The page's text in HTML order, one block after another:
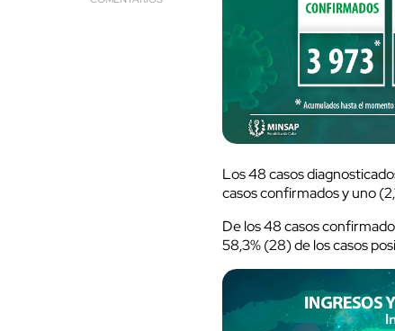
Los 48 casos
casos confirmados y uno
De los 48 casos
58,3% (28) de los casos